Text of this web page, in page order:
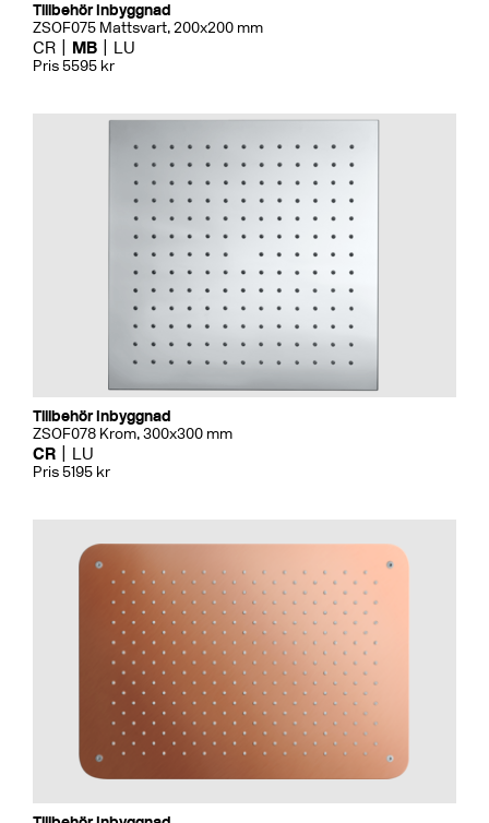
Tillbehör Inbyggnad
ZSOF075 Mattsvart, 200x200 mm
CR MB LU
Pris 5595 kr
Tillbehör Inbyggnad
ZSOF078 Krom, 300x300 mm
CR LU
Pris 5195 kr